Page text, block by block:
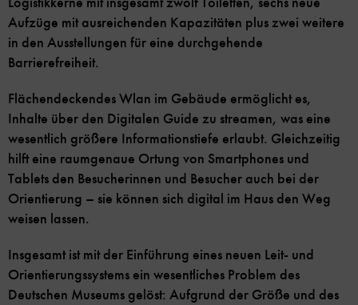
Aufzüge mit ausreichenden Kapazitäten plus zwei weitere
in den Ausstellungen für eine durchgehende
Barrierefreiheit.
Flächendeckendes Wlan im Gebäude ermöglicht es,
Inhalte über den Digitalen Guide zu streamen, was eine
wesentlich größere Informationstiefe erlaubt. Gleichzeitig
hilft eine raumgenaue Ortung von Smartphones und
Tablets den Besucherinnen und Besucher auch bei der
Orientierung – sie können sich digital im Haus den Weg
weisen lassen.
Insgesamt ist mit der Einführung eines neuen Leit- und
Orientierungssystems ein wesentliches Problem des
Deutschen Museums gelöst: Aufgrund der Größe und des